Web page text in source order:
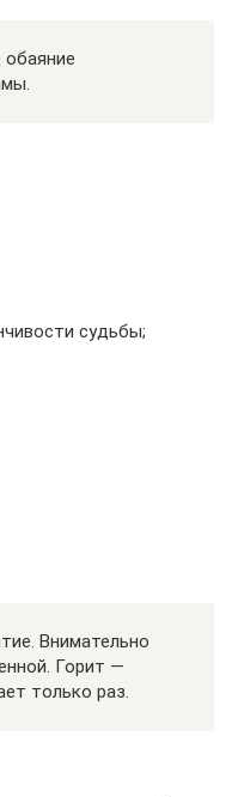
судьбы;
Внимательно
Горит —
только раз.